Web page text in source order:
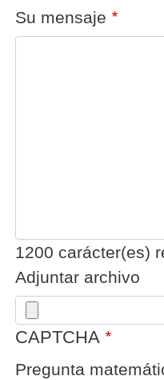
Su mensaje
1200 carácter(es)
Adjuntar archivo
CAPTCHA
Pregunta